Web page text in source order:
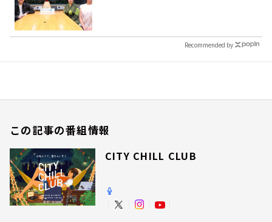
Recommended by
この記事の番組情報
CITY CHILL CLUB